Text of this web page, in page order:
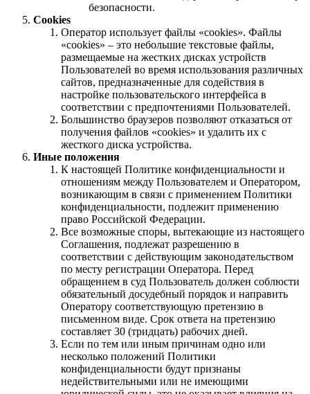
безопасности.
Cookies
Оператор использует файлы «cookies». Файлы
«cookies» – это небольшие текстовые файлы,
размещаемые на жестких дисках устройств
Пользователей во время использования различных
сайтов, предназначенные для содействия в
настройке пользовательского интерфейса в
соответствии с предпочтениями Пользователей.
Большинство браузеров позволяют отказаться от
получения файлов «cookies» и удалить их с
жесткого диска устройства.
Иные положения
К настоящей Политике конфиденциальности и
отношениям между Пользователем и Оператором,
возникающим в связи с применением Политики
конфиденциальности, подлежит применению
право Российской Федерации.
Все возможные споры, вытекающие из настоящего
Соглашения, подлежат разрешению в
соответствии с действующим законодательством
по месту регистрации Оператора. Перед
обращением в суд Пользователь должен соблюсти
обязательный досудебный порядок и направить
Оператору соответствующую претензию в
письменном виде. Срок ответа на претензию
составляет 30 (тридцать) рабочих дней.
Если по тем или иным причинам одно или
несколько положений Политики
конфиденциальности будут признаны
недействительными или не имеющими